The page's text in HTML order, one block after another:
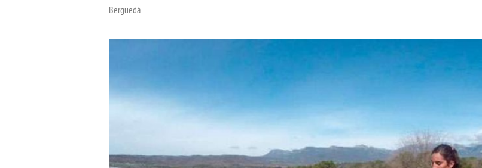
Berguedà